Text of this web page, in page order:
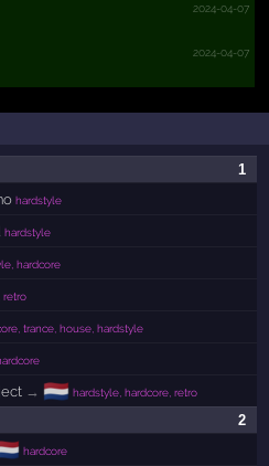
2024-04-07
2024-04-07
1
hardstyle
hardstyle
hardcore
retro
trance, house, hardstyle
→ 🇳🇱 hardstyle, hardcore, retro
2
hardcore